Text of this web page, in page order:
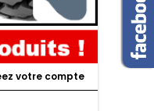
votre compte